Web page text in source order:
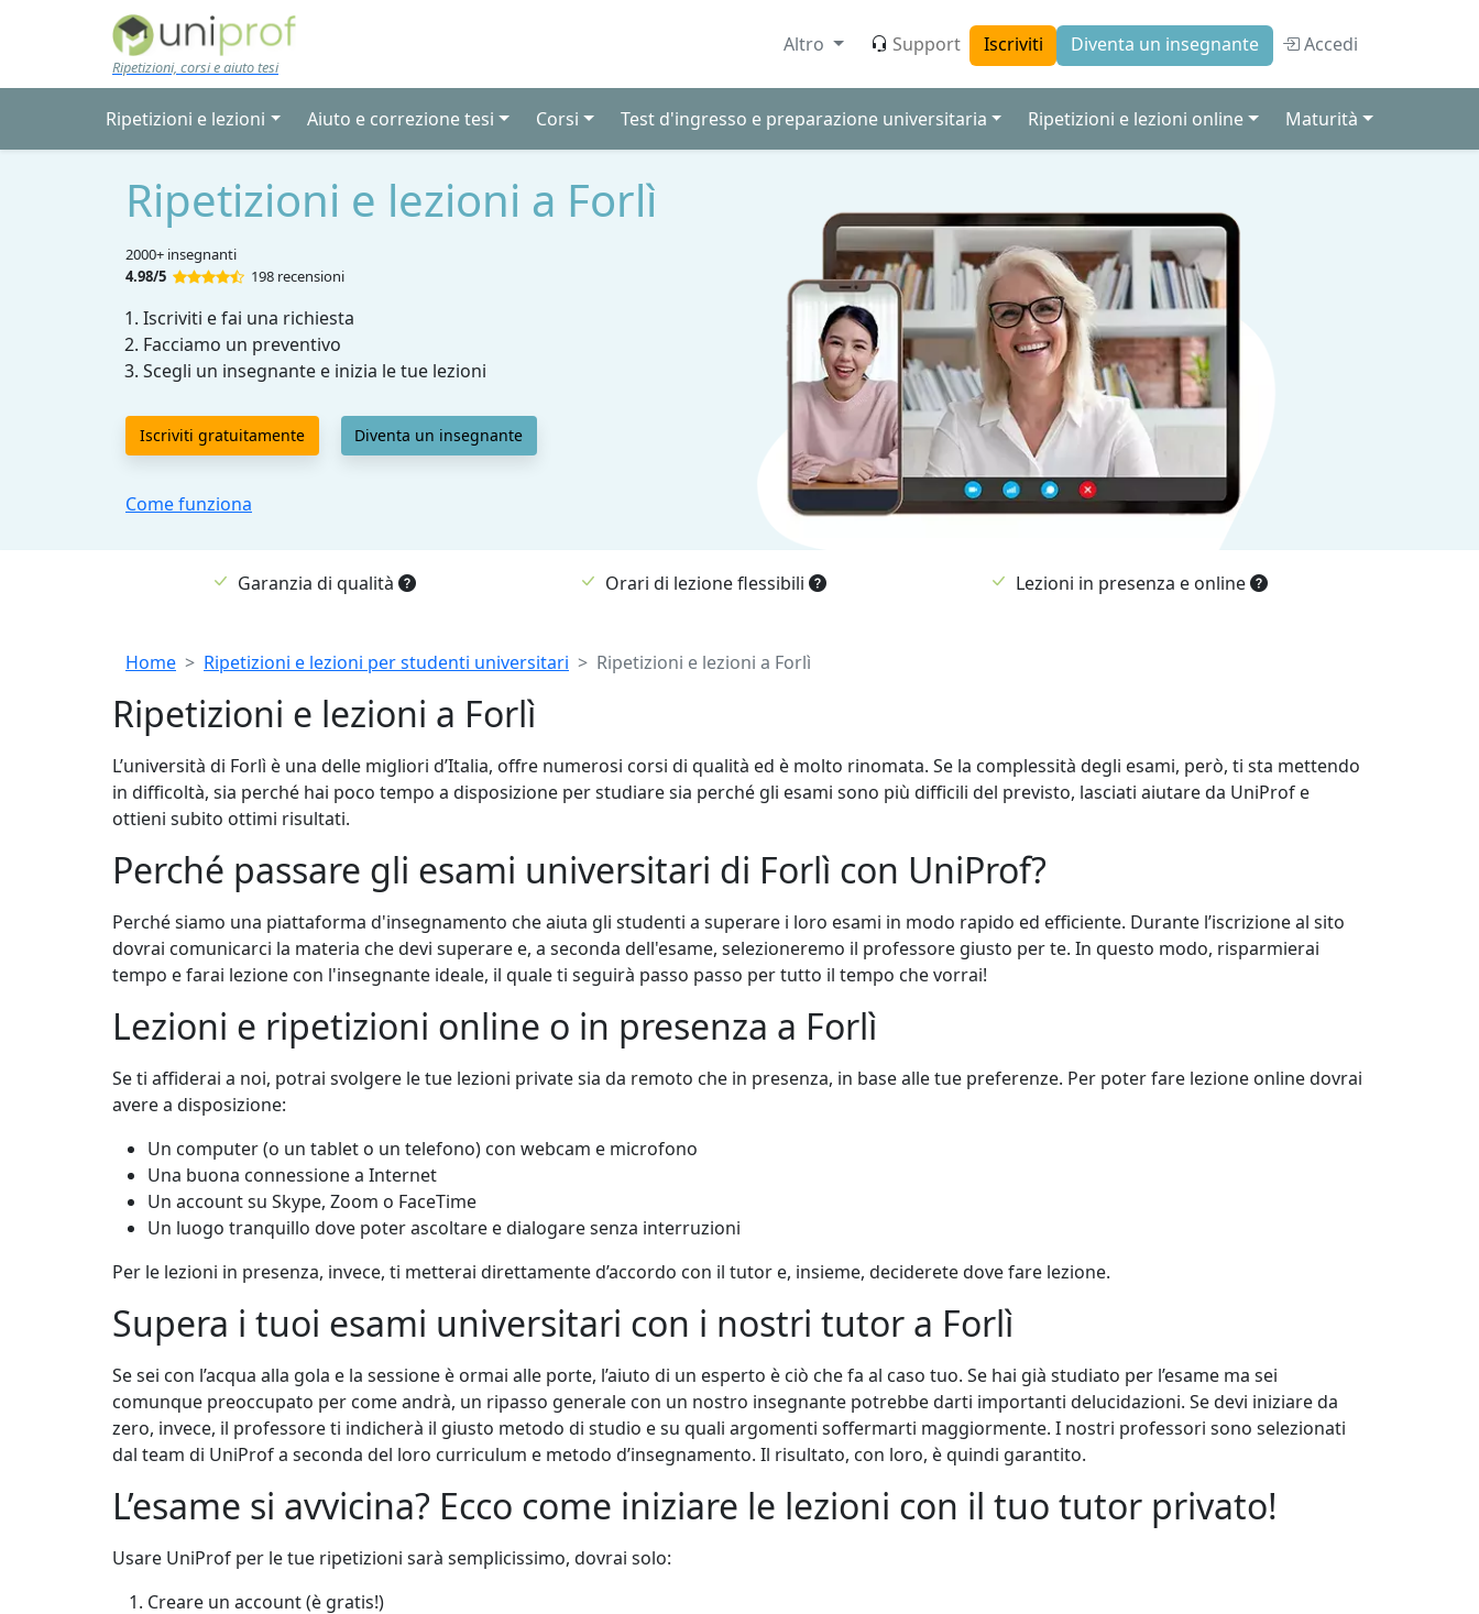
Skip to main content
Ripetizioni, corsi e aiuto tesi
Altro Support Iscriviti Diventa un insegnante Accedi
Ripetizioni e lezioni Aiuto e correzione tesi Corsi Test d'ingresso e preparazione universitaria Ripetizioni e lezioni online Maturità
Ripetizioni e lezioni a Forlì
2000+ insegnanti
4.98/5
198 recensioni
Iscriviti e fai una richiesta
Facciamo un preventivo
Scegli un insegnante e inizia le tue lezioni
Iscriviti gratuitamente Diventa un insegnante
Come funziona
Garanzia di qualità Orari di lezione flessibili Lezioni in presenza e online
Breadcrumb
Home Ripetizioni e lezioni per studenti universitari Ripetizioni e lezioni a Forlì
Ripetizioni e lezioni a Forlì
L’università di Forlì è una delle migliori d’Italia, offre numerosi corsi di qualità ed è molto rinomata. Se la complessità degli esami, però, ti sta mettendo
in difficoltà, sia perché hai poco tempo a disposizione per studiare sia perché gli esami sono più difficili del previsto, lasciati aiutare da UniProf e
ottieni subito ottimi risultati.
Perché passare gli esami universitari di Forlì con UniProf?
Perché siamo una piattaforma d'insegnamento che aiuta gli studenti a superare i loro esami in modo rapido ed efficiente. Durante l’iscrizione al sito
dovrai comunicarci la materia che devi superare e, a seconda dell'esame, selezioneremo il professore giusto per te. In questo modo, risparmierai
tempo e farai lezione con l'insegnante ideale, il quale ti seguirà passo passo per tutto il tempo che vorrai!
Lezioni e ripetizioni online o in presenza a Forlì
Se ti affiderai a noi, potrai svolgere le tue lezioni private sia da remoto che in presenza, in base alle tue preferenze. Per poter fare lezione online dovrai
avere a disposizione:
Un computer (o un tablet o un telefono) con webcam e microfono
Una buona connessione a Internet
Un account su Skype, Zoom o FaceTime
Un luogo tranquillo dove poter ascoltare e dialogare senza interruzioni
Per le lezioni in presenza, invece, ti metterai direttamente d’accordo con il tutor e, insieme, deciderete dove fare lezione.
Supera i tuoi esami universitari con i nostri tutor a Forlì
Se sei con l’acqua alla gola e la sessione è ormai alle porte, l’aiuto di un esperto è ciò che fa al caso tuo. Se hai già studiato per l’esame ma sei
comunque preoccupato per come andrà, un ripasso generale con un nostro insegnante potrebbe darti importanti delucidazioni. Se devi iniziare da
zero, invece, il professore ti indicherà il giusto metodo di studio e su quali argomenti soffermarti maggiormente. I nostri professori sono selezionati
dal team di UniProf a seconda del loro curriculum e metodo d’insegnamento. Il risultato, con loro, è quindi garantito.
L’esame si avvicina? Ecco come iniziare le lezioni con il tuo tutor privato!
Usare UniProf per le tue ripetizioni sarà semplicissimo, dovrai solo:
Creare un account (è gratis!)